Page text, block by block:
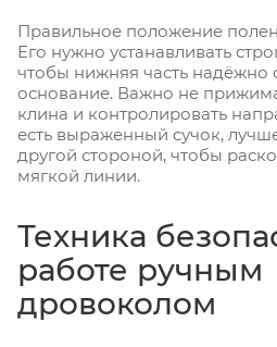
Правильное положение
Его нужно устанавливать
чтобы нижняя часть надёжно
основание. Важно не
клина и контролировать
есть выраженный сучок,
другой стороной, чтобы
мягкой линии.
Техника
работе ручным
дровоколом